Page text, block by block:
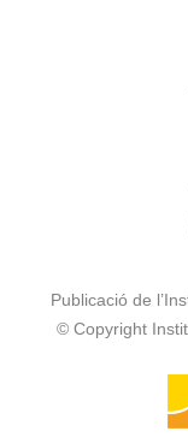
Publicació de
© Copyright